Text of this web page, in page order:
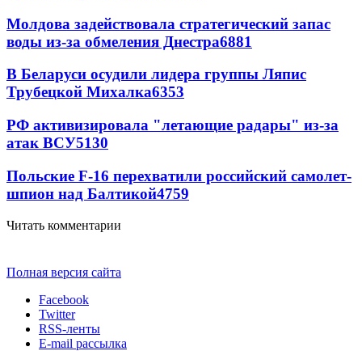
Молдова задействовала стратегический запас
воды из-за обмеления Днестра6881
В Беларуси осудили лидера группы Ляпис
Трубецкой Михалка6353
РФ активизировала "летающие радары" из-за
атак ВСУ5130
Польские F-16 перехватили российский самолет-
шпион над Балтикой4759
Читать комментарии
Полная версия сайта
Facebook
Twitter
RSS-ленты
E-mail рассылка